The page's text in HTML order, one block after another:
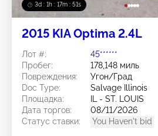
3d : 1h : 17m : 48s
2015 KIA Optima 2.4L
Лот #:
45******
Пробег:
178,148 миль
Повреждения:
Угон/Град
Doc Type:
Salvage Illinois
Площадка:
IL - ST. LOUIS
Дата торгов:
08/11/2026
Статус ставки:
You Haven't bid